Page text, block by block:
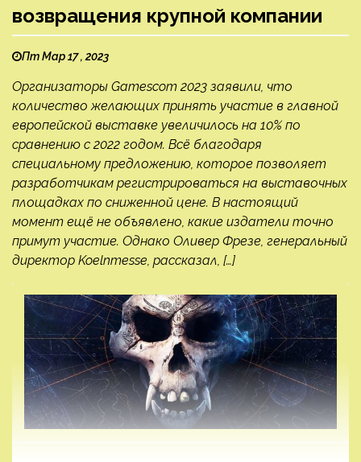
возвращения крупной компании
Пт Мар 17 , 2023
Организаторы Gamescom 2023 заявили, что
количество желающих принять участие в главной
европейской выставке увеличилось на 10% по
сравнению с 2022 годом. Всё благодаря
специальному предложению, которое позволяет
разработчикам регистрироваться на выставочных
площадках по сниженной цене. В настоящий
момент ещё не объявлено, какие издатели точно
примут участие. Однако Оливер Фрезе, генеральный
директор Koelnmesse, рассказал, […]